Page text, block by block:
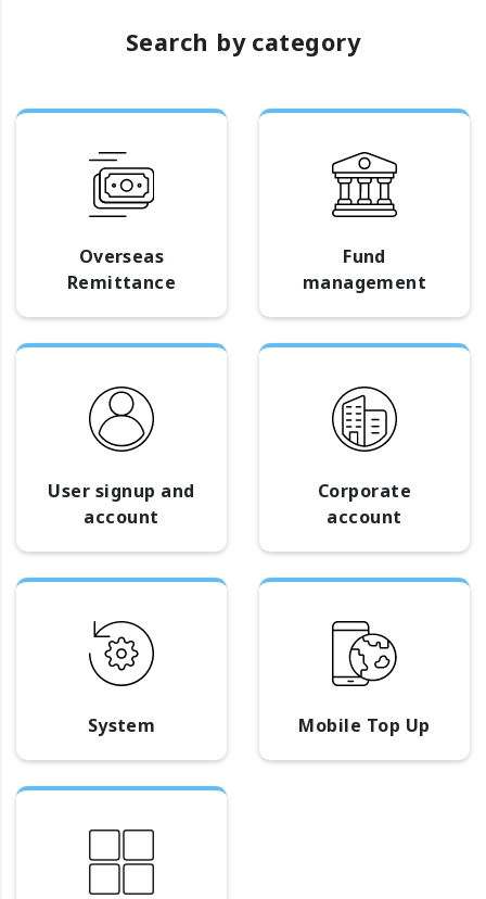
Search by category
Overseas
Remittance
Fund
management
User signup and
account
Corporate
account
System Mobile Top Up